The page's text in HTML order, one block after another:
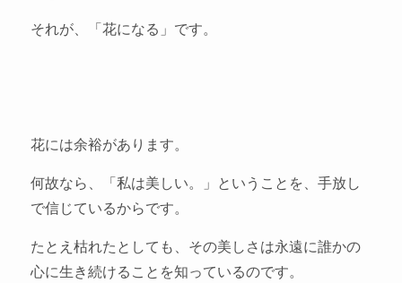
それが、「花になる」です。
花には余裕があります。
何故なら、「私は美しい。」ということを、手放し
で信じているからです。
たとえ枯れたとしても、その美しさは永遠に誰かの
心に生き続けることを知っているのです。